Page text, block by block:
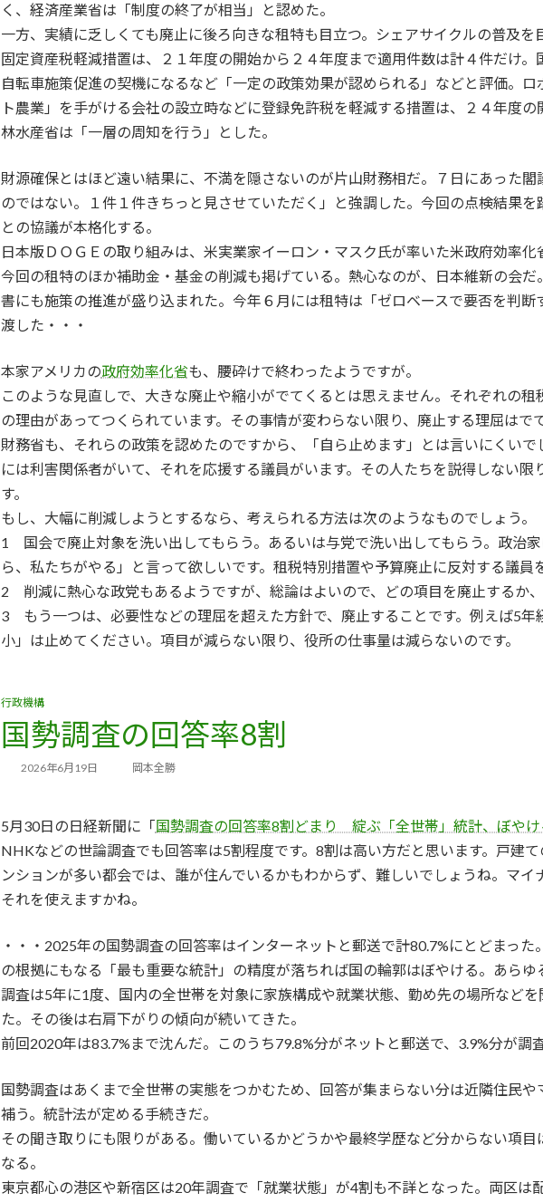
く、経済産業省は「制度の終了が相当」と認めた。
一方、実績に乏しくても廃止に後ろ向きな租特も目立つ。シェアサイクルの普及
固定資産税軽減措置は、２１年度の開始から２４年度まで適用件数は計４件だけ
自転車施策促進の契機になるなど「一定の政策効果が認められる」などと評価。
ト農業」を手がける会社の設立時などに登録免許税を軽減する措置は、２４年度
林水産省は「一層の周知を行う」とした。
財源確保とはほど遠い結果に、不満を隠さないのが片山財務相だ。７日にあった
のではない。１件１件きちっと見させていただく」と強調した。今回の点検結果
との協議が本格化する。
日本版ＤＯＧＥの取り組みは、米実業家イーロン・マスク氏が率いた米政府効率化
今回の租特のほか補助金・基金の削減も掲げている。熱心なのが、日本維新の会
書にも施策の推進が盛り込まれた。今年６月には租特は「ゼロベースで要否を判
渡した・・・
本家アメリカの政府効率化省も、腰砕けで終わったようですが。
このような見直しで、大きな廃止や縮小がでてくるとは思えません。それぞれの
の理由があってつくられています。その事情が変わらない限り、廃止する理屈はで
財務省も、それらの政策を認めたのですから、「自ら止めます」とは言いにくい
には利害関係者がいて、それを応援する議員がいます。その人たちを説得しない限
す。
もし、大幅に削減しようとするなら、考えられる方法は次のようなものでしょう。
1 国会で廃止対象を洗い出してもらう。あるいは与党で洗い出してもらう。政治
ら、私たちがやる」と言って欲しいです。租税特別措置や予算廃止に反対する議員
2 削減に熱心な政党もあるようですが、総論はよいので、どの項目を廃止するか、
3 もう一つは、必要性などの理屈を超えた方針で、廃止することです。例えば5年
小」は止めてください。項目が減らない限り、役所の仕事量は減らないのです。
行政機構
国勢調査の回答率8割
2026年6月19日 岡本全勝
5月30日の日経新聞に「国勢調査の回答率8割どまり 綻ぶ「全世帯」統計、ぼや
NHKなどの世論調査でも回答率は5割程度です。8割は高い方だと思います。戸建
ンションが多い都会では、誰が住んでいるかもわからず、難しいでしょうね。マイ
それを使えますかね。
・・・2025年の国勢調査の回答率はインターネットと郵送で計80.7%にとどまった
の根拠にもなる「最も重要な統計」の精度が落ちれば国の輪郭はぼやける。あらゆ
調査は5年に1度、国内の全世帯を対象に家族構成や就業状態、勤め先の場所など
た。その後は右肩下がりの傾向が続いてきた。
前回2020年は83.7%まで沈んだ。このうち79.8%分がネットと郵送で、3.9%分が調
国勢調査はあくまで全世帯の実態をつかむため、回答が集まらない分は近隣住民
補う。統計法が定める手続きだ。
その聞き取りにも限りがある。働いているかどうかや最終学歴など分からない項
なる。
東京都心の港区や新宿区は20年調査で「就業状態」が4割も不詳となった。両区は